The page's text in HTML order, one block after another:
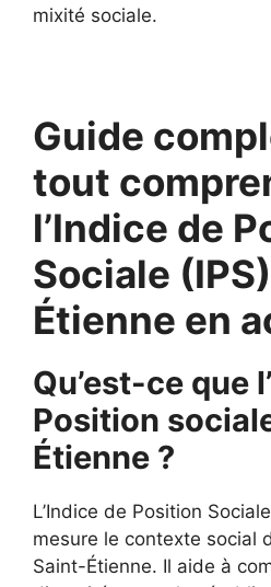
mixité sociale.
Guide
tout
l’Indice de
Sociale
Étienne en
Qu’est-ce que
Position
Étienne ?
L’Indice de Position
mesure le contexte social
Saint-Étienne. Il aide à